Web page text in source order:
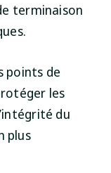
terminaison
points de
les
du
plus